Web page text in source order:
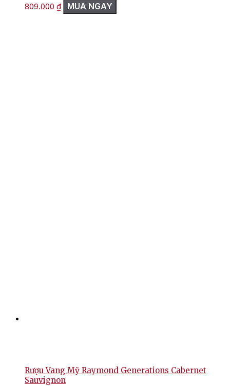
809.000 ₫ MUA NGAY
Rượu Vang Mỹ Raymond Generations Cabernet
Sauvignon